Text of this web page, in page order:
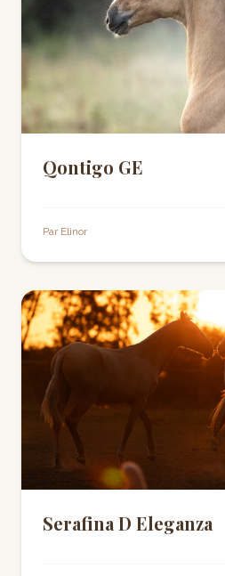
Qontigo GE
Par Elinor
Serafina D Eleganza